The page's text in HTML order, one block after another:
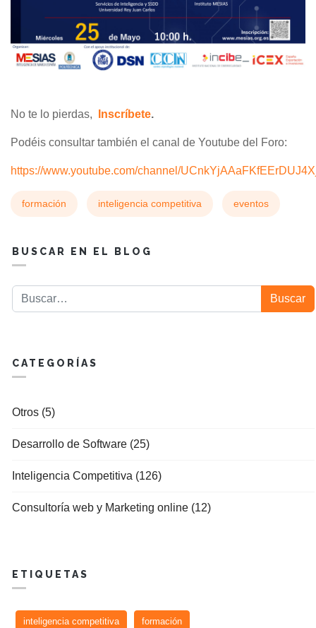
No te lo pierdas, Inscríbete.
Podéis consultar también el canal de Youtube del Foro:
https://www.youtube.com/channel/
formación inteligencia competitiva eventos
BUSCAR EN EL BLOG
Buscar Buscar
CATEGORÍAS
Otros (5)
Desarrollo de Software (25)
Inteligencia Competitiva (126)
Consultoría web y Marketing online (12)
ETIQUETAS
inteligencia competitiva formación